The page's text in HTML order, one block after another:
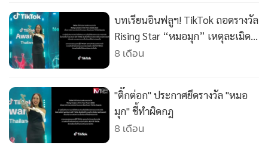
• Motoring
• เกม
• วิทยาศาสตร์
• SMEs
• หุ้น
• อินโดจีน
• กองทุนรวม
• Celeb Online
บทเรียนอินฟลูฯ! TikTok ถอดรางวัล
Rising Star “หมอมุก” เหตุละเมิด
ข้อกำหนดของแพลตฟอร์ม
8 เดือน
"ติ๊กต่อก" ประกาศยึดรางวัล "หมอ
มุก" ชี้ทำผิดกฎ
8 เดือน